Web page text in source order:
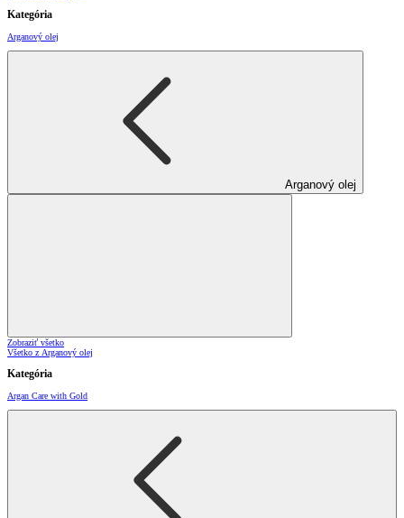
Kategória
Arganový olej
Arganový olej
Zobraziť všetko
Všetko z Arganový olej
Kategória
Argan Care with Gold